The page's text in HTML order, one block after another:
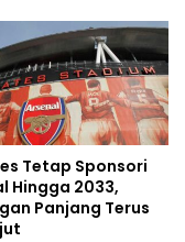
Tetap Sponsori
Hingga 2033,
Panjang Terus